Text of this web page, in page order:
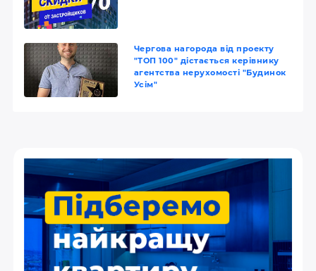
Чергова нагорода від проекту
"ТОП 100" дістається керівнику
агентства нерухомості "Будинок
Усім"